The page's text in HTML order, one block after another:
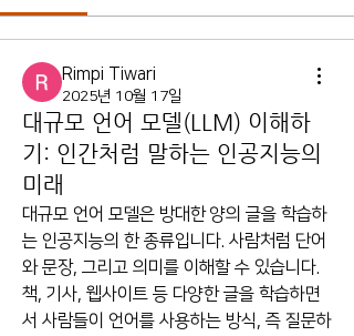
Rimpi Tiwari
2025년 10월 17일
대규모 언어 모델(LLM) 이해하
기: 인간처럼 말하는 인공지능의
미래
대규모 언어 모델은 방대한 양의 글을 학습하
는 인공지능의 한 종류입니다. 사람처럼 단어
와 문장, 그리고 의미를 이해할 수 있습니다.
책, 기사, 웹사이트 등 다양한 글을 학습하면
서 사람들이 언어를 사용하는 방식, 즉 질문하